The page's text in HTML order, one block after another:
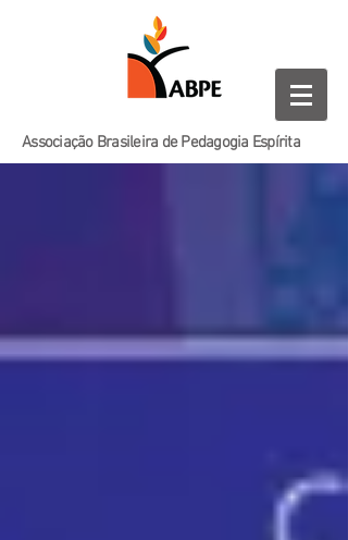
Associação Brasileira de Pedagogia Espírita